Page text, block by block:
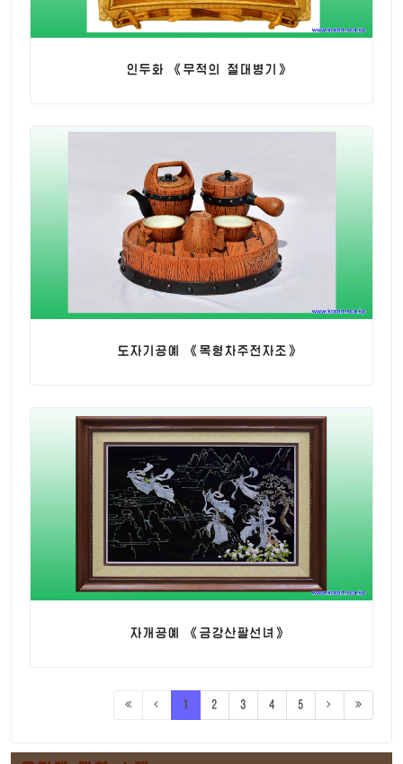
인두화 《무적의 절대병기》
도자기공예 《목형차주전자조》
자개공예 《금강산팔선녀》
1 2 3 4 5